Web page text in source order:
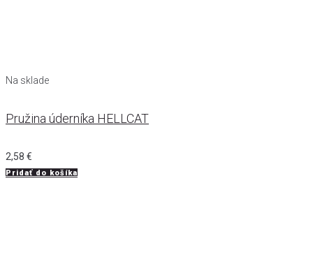
Na sklade
Pružina úderníka HELLCAT
2,58 €
Pridať do košíka